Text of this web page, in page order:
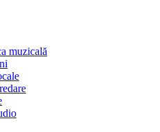
muzicală